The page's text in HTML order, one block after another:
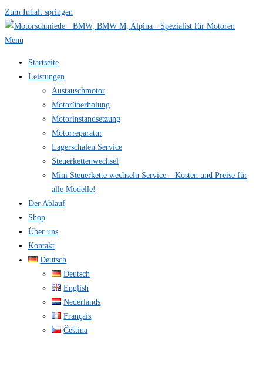
Zum Inhalt springen
Menü
Startseite
Leistungen
Austauschmotor
Motorüberholung
Motorinstandsetzung
Motorreparatur
Lagerschalen Service
Steuerkettenwechsel
Mini Steuer­kette wechseln Service – Kosten und Preise für
alle Modelle!
Der Ablauf
Shop
Über uns
Kontakt
Deutsch
Deutsch
English
Nederlands
Français
Čeština